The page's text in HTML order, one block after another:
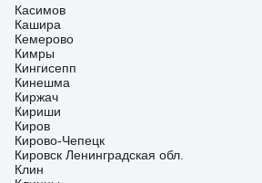
Касимов
Кашира
Кемерово
Кимры
Кингисепп
Кинешма
Киржач
Кириши
Киров
Кирово-Чепецк
Кировск Ленинградская обл.
Клин